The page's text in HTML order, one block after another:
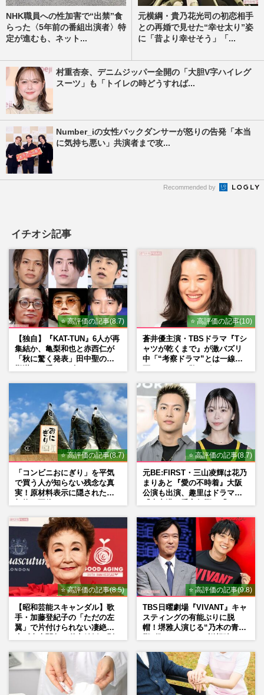
NHK職員への性加害で“出禁”食
らった〈5年前の番組出演者〉特
定が進むも、ネット...
元横綱・貴乃花光司の初恋相手
との再婚で見せた“幸せ太り”姿
に「昔より幸せそう」「...
村重杏奈、デニムジッパー全開の「大胆V字ハイレグ
スーツ」も「トイレの時どうすれば...
Number_iの女性バックダンサーが怒りの告発「本当
に気持ち悪い」共演者まで攻...
Recommended by
イチオシ記事
⭐ 高評価の記事(8.7)
【独自】『KAT-TUN』6人が再
集結か、亀梨和也と赤西仁が
「秋に驚く発表」田中聖の刑
⭐ 高評価の記事(10)
蒼井優主演・TBSドラマ『Tシ
ャツが乾くまで』が激バズリ
中「“考察ドラマ”とは一線を
⭐ 高評価の記事(8.7)
「コンビニおにぎり」を平気
で買う人が知らない残念な真
実！原材料表示に隠された添
⭐ 高評価の記事(8.7)
元BE:FIRST・三山凌輝は花乃
まりあと『愛の不時着』大阪
公演も出演、趣里はドラマ
⭐ 高評価の記事(8.5)
【昭和芸能スキャンダル】歌
手・加藤登紀子の「ただの左
翼」で片付けられない凄絶半
⭐ 高評価の記事(9.8)
TBS日曜劇場『VIVANT』キャ
スティングの有能ぶりに脱
帽！堺雅人演じる“乃木の青年
マン長男・櫻井海音だった